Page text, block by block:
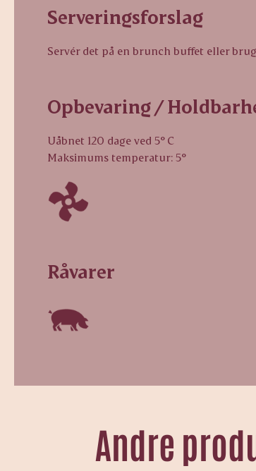
Serveringsforslag
Servér det på en brunch buffet eller
Opbevaring /
Uåbnet 120 dage ved 5° C
Maksimums temperatur: 5°
Råvarer
Andre